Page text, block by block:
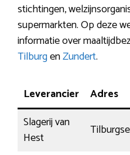
stichtingen,
supermarkten. Op deze
informatie over
TilburgenZundert.
Leverancier Adres
Slagerij van
Hest